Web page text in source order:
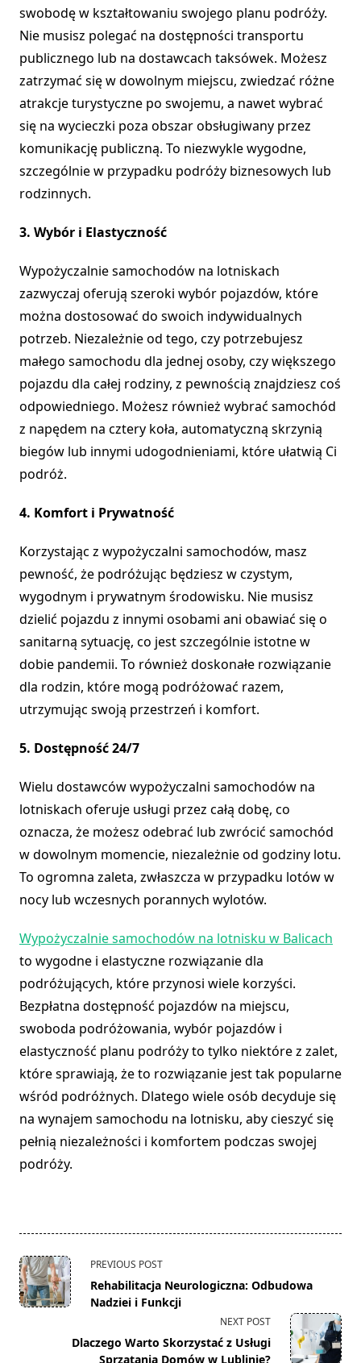
swobodę w kształtowaniu swojego planu podróży.
Nie musisz polegać na dostępności transportu
publicznego lub na dostawcach taksówek. Możesz
zatrzymać się w dowolnym miejscu, zwiedzać różne
atrakcje turystyczne po swojemu, a nawet wybrać
się na wycieczki poza obszar obsługiwany przez
komunikację publiczną. To niezwykle wygodne,
szczególnie w przypadku podróży biznesowych lub
rodzinnych.
3. Wybór i Elastyczność
Wypożyczalnie samochodów na lotniskach
zazwyczaj oferują szeroki wybór pojazdów, które
można dostosować do swoich indywidualnych
potrzeb. Niezależnie od tego, czy potrzebujesz
małego samochodu dla jednej osoby, czy większego
pojazdu dla całej rodziny, z pewnością znajdziesz coś
odpowiedniego. Możesz również wybrać samochód
z napędem na cztery koła, automatyczną skrzynią
biegów lub innymi udogodnieniami, które ułatwią Ci
podróż.
4. Komfort i Prywatność
Korzystając z wypożyczalni samochodów, masz
pewność, że podróżując będziesz w czystym,
wygodnym i prywatnym środowisku. Nie musisz
dzielić pojazdu z innymi osobami ani obawiać się o
sanitarną sytuację, co jest szczególnie istotne w
dobie pandemii. To również doskonałe rozwiązanie
dla rodzin, które mogą podróżować razem,
utrzymując swoją przestrzeń i komfort.
5. Dostępność 24/7
Wielu dostawców wypożyczalni samochodów na
lotniskach oferuje usługi przez całą dobę, co
oznacza, że możesz odebrać lub zwrócić samochód
w dowolnym momencie, niezależnie od godziny lotu.
To ogromna zaleta, zwłaszcza w przypadku lotów w
nocy lub wczesnych porannych wylotów.
Wypożyczalnie samochodów na lotnisku w Balicach
to wygodne i elastyczne rozwiązanie dla
podróżujących, które przynosi wiele korzyści.
Bezpłatna dostępność pojazdów na miejscu,
swoboda podróżowania, wybór pojazdów i
elastyczność planu podróży to tylko niektóre z zalet,
które sprawiają, że to rozwiązanie jest tak popularne
wśród podróżnych. Dlatego wiele osób decyduje się
na wynajem samochodu na lotnisku, aby cieszyć się
pełnią niezależności i komfortem podczas swojej
podróży.
<span
class="nav-
subtitle
text">Page</span>
PREVIOUS POST
Rehabilitacja Neurologiczna: Odbudowa
Nadziei i Funkcji
NEXT POST
Dlaczego Warto Skorzystać z Usługi
Sprzątania Domów w Lublinie?